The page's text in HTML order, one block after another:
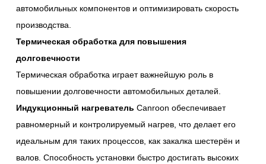
автомобильных компонентов и оптимизировать скорость
производства.
Термическая обработка для повышения
долговечности
Термическая обработка играет важнейшую роль в
повышении долговечности автомобильных деталей.
Индукционный нагреватель Canroon обеспечивает
равномерный и контролируемый нагрев, что делает его
идеальным для таких процессов, как закалка шестерён и
валов. Способность установки быстро достигать высоких